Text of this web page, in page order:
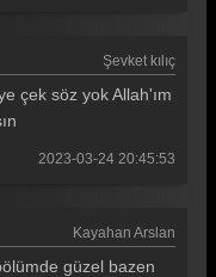
Şevket kılıç
çek söz yok Allah'ım
2023-03-24 20:45:53
Kayahan Arslan
güzel bazen